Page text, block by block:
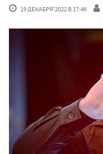
19 ДЕКАБРЯ'2022 В 17:46